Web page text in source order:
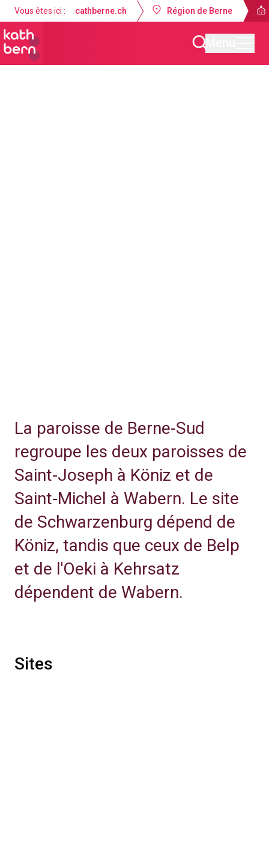
Vous êtes ici : cathberne.ch Région de Berne
La paroisse de Berne-Sud
regroupe les deux paroisses de
Saint-Joseph à Köniz et de
Saint-Michel à Wabern. Le site
de Schwarzenburg dépend de
Köniz, tandis que ceux de Belp
et de l'Oeki à Kehrsatz
dépendent de Wabern.
Sites